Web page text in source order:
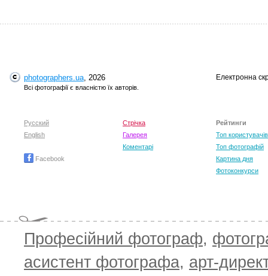
photographers.ua, 2026
Всі фотографії є власністю їх авторів.
Електронна
Русский
English
Facebook
Стрічка
Галерея
Коментарі
Рейтинги
Топ користувачів
Топ фотографій
Картина дня
Фотоконкурси
Професійний фотограф,
асистент фотографа, арт-